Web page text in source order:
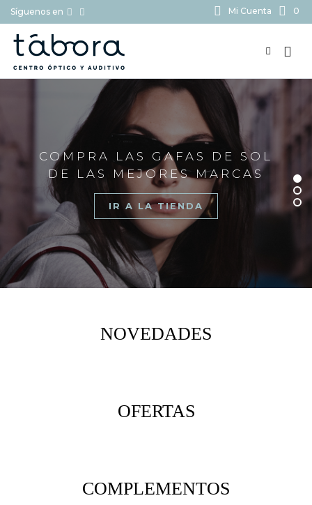
Síguenos en Mi Cuenta 0
COMPRA LAS GAFAS DE SOL
DE LAS MEJORES MARCAS
IR A LA TIENDA
NOVEDADES
OFERTAS
COMPLEMENTOS